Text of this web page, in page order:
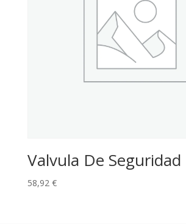
Valvula De
58,92 €